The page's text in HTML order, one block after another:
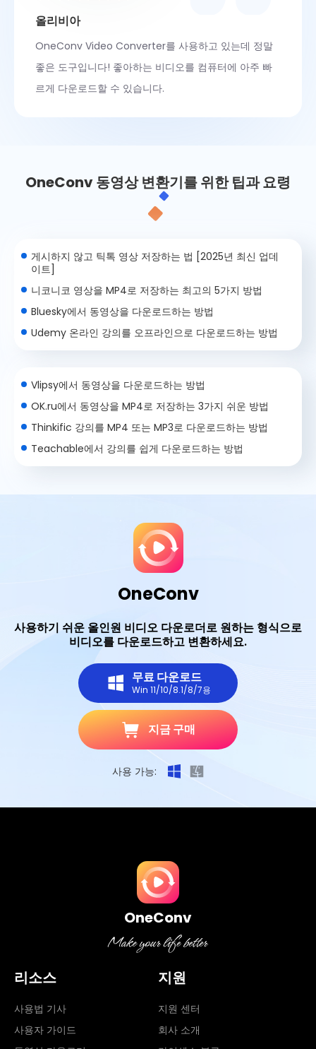
올리비아
OneConv Video Converter를 사용하고 있는데 정말
좋은 도구입니다! 좋아하는 비디오를 컴퓨터에 아주 빠
르게 다운로드할 수 있습니다.
OneConv 동영상 변환기를 위한 팁과 요령
게시하지 않고 틱톡 영상 저장하는 법 [2025년 최신 업데
이트]
니코니코 영상을 MP4로 저장하는 최고의 5가지 방법
Bluesky에서 동영상을 다운로드하는 방법
Udemy 온라인 강의를 오프라인으로 다운로드하는 방법
Vlipsy에서 동영상을 다운로드하는 방법
OK.ru에서 동영상을 MP4로 저장하는 3가지 쉬운 방법
Thinkific 강의를 MP4 또는 MP3로 다운로드하는 방법
Teachable에서 강의를 쉽게 다운로드하는 방법
OneConv
사용하기 쉬운 올인원 비디오 다운로더로 원하는 형식으로
비디오를 다운로드하고 변환하세요.
무료 다운로드
Win 11/10/8.1/8/7용
지금 구매
사용 가능:
OneConv
리소스
사용법 기사
사용자 가이드
지원
지원 센터
회사 소개